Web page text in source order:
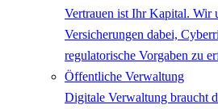
Vertrauen ist Ihr Kapital. Wir
Versicherungen dabei,
regulatorische Vorgaben zu
Öffentliche Verwaltung
Digitale Verwaltung braucht